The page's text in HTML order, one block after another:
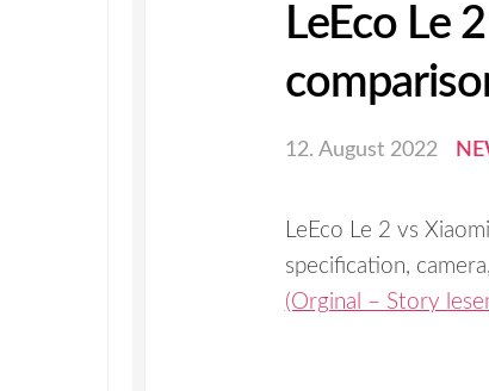
LeEco Le
12. August 2022
LeEco Le 2 vs
specification,
(Orginal – Story